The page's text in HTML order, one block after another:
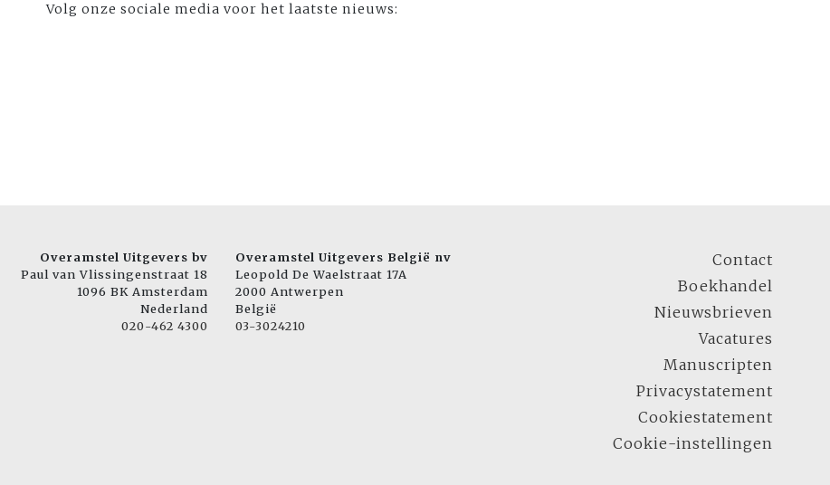
Volg onze sociale media voor het laatste nieuws:
Overamstel Uitgevers bv
Paul van Vlissingenstraat 18
1096 BK Amsterdam
Nederland
020-462 4300
Overamstel Uitgevers België nv
Leopold De Waelstraat 17A
2000 Antwerpen
België
03-3024210
Contact
Boekhandel
Nieuwsbrieven
Vacatures
Manuscripten
Privacystatement
Cookiestatement
Cookie-instellingen